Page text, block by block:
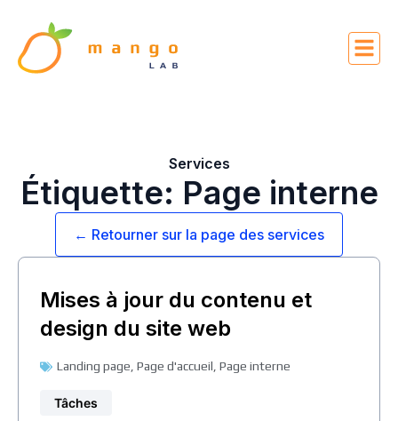
Services
Étiquette: Page interne
← Retourner sur la page des services
Mises à jour du contenu et
design du site web
Landing page Page d'accueil Page interne
Tâches